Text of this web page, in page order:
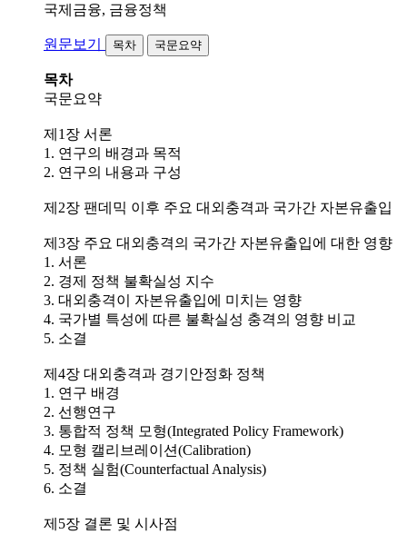
국제금융, 금융정책
원문보기 목차 국문요약
목차
국문요약
제1장 서론
1. 연구의 배경과 목적
2. 연구의 내용과 구성
제2장 팬데믹 이후 주요 대외충격과 국가간 자본유출입
제3장 주요 대외충격의 국가간 자본유출입에 대한 영향
1. 서론
2. 경제 정책 불확실성 지수
3. 대외충격이 자본유출입에 미치는 영향
4. 국가별 특성에 따른 불확실성 충격의 영향 비교
5. 소결
제4장 대외충격과 경기안정화 정책
1. 연구 배경
2. 선행연구
3. 통합적 정책 모형(Integrated Policy Framework)
4. 모형 캘리브레이션(Calibration)
5. 정책 실험(Counterfactual Analysis)
6. 소결
제5장 결론 및 시사점